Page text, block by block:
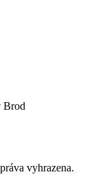
Brod
vyhrazena.